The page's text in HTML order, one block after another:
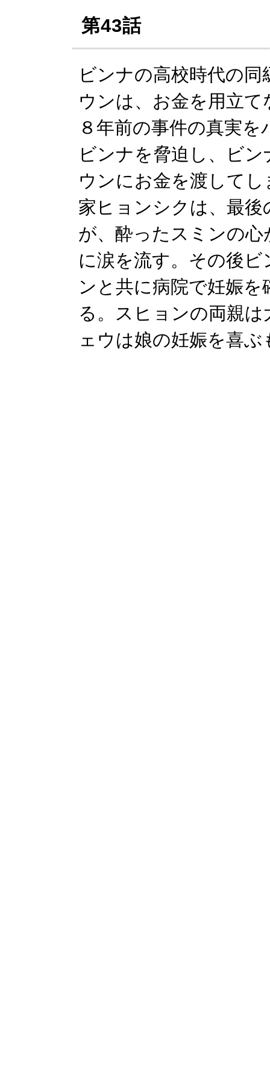
第43話
ビンナの高校時代の同
ウンは、お金を用立て
８年前の事件の真実を
ビンナを脅迫し、ビン
ウンにお金を渡して
家ヒョンシクは、最
が、酔ったスミンの
に涙を流す。その後
ンと共に病院で妊娠
る。スヒョンの両親
ェウは娘の妊娠を喜